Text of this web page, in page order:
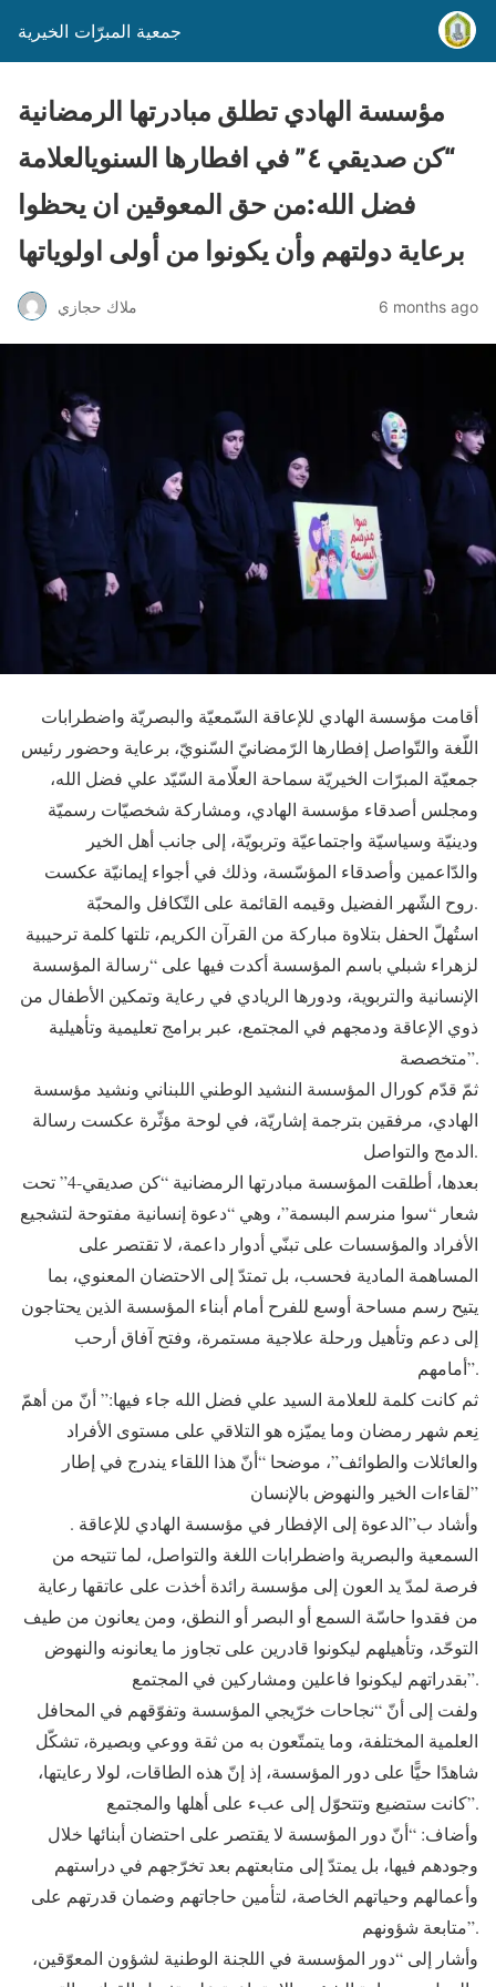
جمعية المبرّات الخيرية
مؤسسة الهادي تطلق مبادرتها الرمضانية
“كن صديقي ٤” في افطارها السنويالعلامة
فضل الله:من حق المعوقين ان يحظوا
برعاية دولتهم وأن يكونوا من أولى اولوياتها
ملاك حجازي 6 months ago
أقامت مؤسسة الهادي للإعاقة السّمعيّة والبصريّة واضطرابات
اللّغة والتّواصل إفطارها الرّمضانيّ السّنويّ، برعاية وحضور رئيس
جمعيّة المبرّات الخيريّة سماحة العلّامة السّيّد علي فضل الله،
ومجلس أصدقاء مؤسسة الهادي، ومشاركة شخصيّات رسميّة
ودينيّة وسياسيّة واجتماعيّة وتربويّة، إلى جانب أهل الخير
والدّاعمين وأصدقاء المؤسّسة، وذلك في أجواء إيمانيّة عكست
روح الشّهر الفضيل وقيمه القائمة على التّكافل والمحبّة.
استُهلّ الحفل بتلاوة مباركة من القرآن الكريم، تلتها كلمة ترحيبية
لزهراء شبلي باسم المؤسسة أكدت فيها على “رسالة المؤسسة
الإنسانية والتربوية، ودورها الريادي في رعاية وتمكين الأطفال من
ذوي الإعاقة ودمجهم في المجتمع، عبر برامج تعليمية وتأهيلية
متخصصة”.
ثمّ قدّم كورال المؤسسة النشيد الوطني اللبناني ونشيد مؤسسة
الهادي، مرفقين بترجمة إشاريّة، في لوحة مؤثّرة عكست رسالة
الدمج والتواصل.
بعدها، أطلقت المؤسسة مبادرتها الرمضانية “كن صديقي-4” تحت
شعار “سوا منرسم البسمة”، وهي “دعوة إنسانية مفتوحة لتشجيع
الأفراد والمؤسسات على تبنّي أدوار داعمة، لا تقتصر على
المساهمة المادية فحسب، بل تمتدّ إلى الاحتضان المعنوي، بما
يتيح رسم مساحة أوسع للفرح أمام أبناء المؤسسة الذين يحتاجون
إلى دعم وتأهيل ورحلة علاجية مستمرة، وفتح آفاق أرحب
أمامهم”.
ثم كانت كلمة للعلامة السيد علي فضل الله جاء فيها:” أنّ من أهمّ
نِعم شهر رمضان وما يميّزه هو التلاقي على مستوى الأفراد
والعائلات والطوائف”، موضحا “أنّ هذا اللقاء يندرج في إطار
لقاءات الخير والنهوض بالإنسان”
. وأشاد ب”الدعوة إلى الإفطار في مؤسسة الهادي للإعاقة
السمعية والبصرية واضطرابات اللغة والتواصل، لما تتيحه من
فرصة لمدّ يد العون إلى مؤسسة رائدة أخذت على عاتقها رعاية
من فقدوا حاسّة السمع أو البصر أو النطق، ومن يعانون من طيف
التوحّد، وتأهيلهم ليكونوا قادرين على تجاوز ما يعانونه والنهوض
بقدراتهم ليكونوا فاعلين ومشاركين في المجتمع”.
ولفت إلى أنّ “نجاحات خرّيجي المؤسسة وتفوّقهم في المحافل
العلمية المختلفة، وما يتمتّعون به من ثقة ووعي وبصيرة، تشكّل
شاهدًا حيًّا على دور المؤسسة، إذ إنّ هذه الطاقات، لولا رعايتها،
كانت ستضيع وتتحوّل إلى عبء على أهلها والمجتمع”.
وأضاف: “أنّ دور المؤسسة لا يقتصر على احتضان أبنائها خلال
وجودهم فيها، بل يمتدّ إلى متابعتهم بعد تخرّجهم في دراستهم
وأعمالهم وحياتهم الخاصة، لتأمين حاجاتهم وضمان قدرتهم على
متابعة شؤونهم”.
وأشار إلى “دور المؤسسة في اللجنة الوطنية لشؤون المعوّقين،